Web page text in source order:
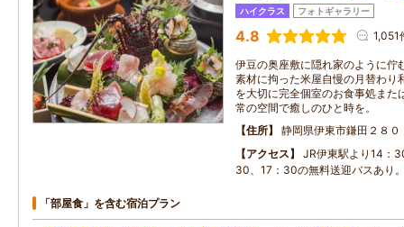
ハイクラス フォトギャラリー
4.8 1,051
伊豆の奥座敷に隠れ家のように佇
素材に拘った米屋自慢の月替わり
を大切に完全個室のお食事処また
常の空間で癒しのひと時を。
住所
静岡県伊東市鎌田２８０
アクセス
JR伊東駅より14：
30、17：30の無料送迎バスあり
「部屋食」を含む宿泊プラン